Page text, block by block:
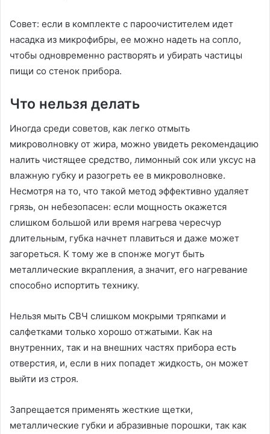
Совет: если в комплекте с пароочистителем идет
насадка из микрофибры, ее можно надеть на сопло,
чтобы одновременно растворять и убирать частицы
пищи со стенок прибора.
Что нельзя делать
Иногда среди советов, как легко отмыть
микроволновку от жира, можно увидеть рекомендацию
налить чистящее средство, лимонный сок или уксус на
влажную губку и разогреть ее в микроволновке.
Несмотря на то, что такой метод эффективно удаляет
грязь, он небезопасен: если мощность окажется
слишком большой или время нагрева чересчур
длительным, губка начнет плавиться и даже может
загореться. К тому же в спонже могут быть
металлические вкрапления, а значит, его нагревание
способно испортить технику.
Нельзя мыть СВЧ слишком мокрыми тряпками и
салфетками только хорошо отжатыми. Как на
внутренних, так и на внешних частях прибора есть
отверстия, и, если в них попадет жидкость, он может
выйти из строя.
Запрещается применять жесткие щетки,
металлические губки и абразивные порошки, так как